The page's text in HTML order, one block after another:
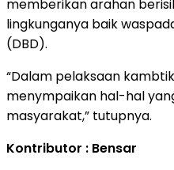
memberikan arahan
lingkunganya baik
(DBD).
“Dalam pelaksaan
menympaikan hal-hal
masyarakat,” tutupnya.
Kontributor : Bensar